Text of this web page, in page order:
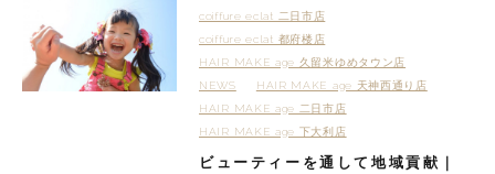
coiffure eclat 二日市店
coiffure eclat 都府楼店
HAIR MAKE age 久留米ゆめタウン店
NEWS
HAIR MAKE age 天神西通り店
HAIR MAKE age 二日市店
HAIR MAKE age 下大利店
ビューティーを通して地域貢献｜